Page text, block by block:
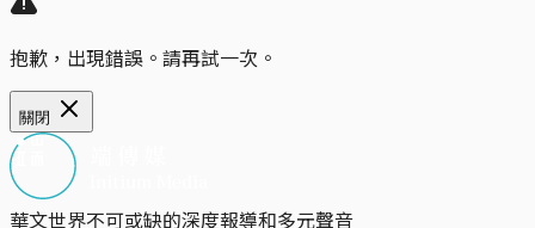
抱歉，出現錯誤。請再試一次。
關閉
華文世界不可或缺的深度報導和多元聲音